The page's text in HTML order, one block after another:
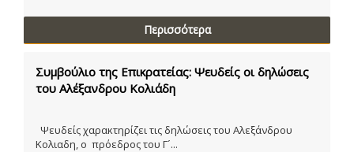
Περισσότερα
Συμβούλιο της Επικρατείας: Ψευδείς οι δηλώσεις
του Αλέξανδρου Κολιάδη
Ψευδείς χαρακτηρίζει τις δηλώσεις του Αλεξάνδρου
Κολιαδη, ο πρόεδρος του Γ´...